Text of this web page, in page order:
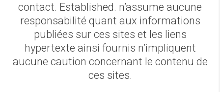
contact. Established. n’assume aucune
responsabilité quant aux informations
publiées sur ces sites et les liens
hypertexte ainsi fournis n’impliquent
aucune caution concernant le contenu de
ces sites.